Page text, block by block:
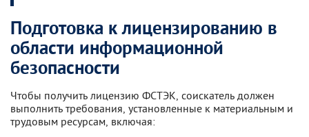
Подготовка к лицензированию в
области информационной
безопасности
Чтобы получить лицензию ФСТЭК, соискатель должен
выполнить требования, установленные к материальным и
трудовым ресурсам, включая: